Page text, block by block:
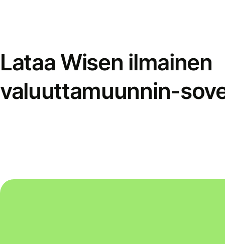
Lataa Wisen ilmainen
valuuttamuunnin-